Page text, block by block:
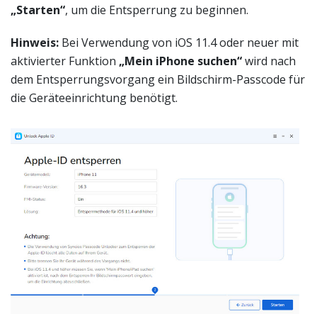
„Starten“, um die Entsperrung zu beginnen.
Hinweis: Bei Verwendung von iOS 11.4 oder neuer mit
aktivierter Funktion „Mein iPhone suchen“wird nach
dem Entsperrungsvorgang ein Bildschirm-Passcode für
die Geräteeinrichtung benötigt.